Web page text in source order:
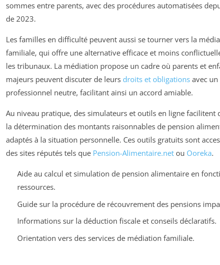
sommes entre parents, avec des procédures automatisées
de 2023.
Les familles en difficulté peuvent aussi se tourner vers la
familiale, qui offre une alternative efficace et moins
les tribunaux. La médiation propose un cadre où parents et
majeurs peuvent discuter de leurs droits et obligations avec un
professionnel neutre, facilitant ainsi un accord amiable.
Au niveau pratique, des simulateurs et outils en ligne facilitent
la détermination des montants raisonnables de pension
adaptés à la situation personnelle. Ces outils gratuits sont
des sites réputés tels que Pension-Alimentaire.net ou Ooreka.
Aide au calcul et simulation de pension alimentaire en
ressources.
Guide sur la procédure de récouvrement des pensions
Informations sur la déduction fiscale et conseils déclaratifs.
Orientation vers des services de médiation familiale.